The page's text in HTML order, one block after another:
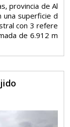
provincia de Al
una superficie d
con 3 refere
de 6.912 m